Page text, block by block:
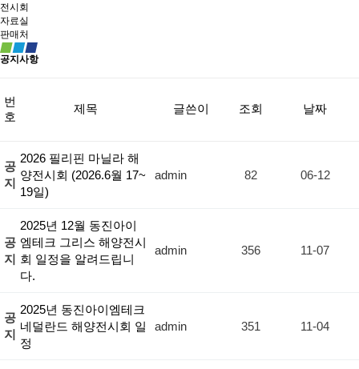
전시회
자료실
판매처
공지사항
번
호
제목 글쓴이 조회 날짜
공
지
2026 필리핀 마닐라 해
양전시회 (2026.6월 17~
19일)
admin 82 06-12
공
지
2025년 12월 동진아이
엠테크 그리스 해양전시
회 일정을 알려드립니
다.
admin 356 11-07
공
지
2025년 동진아이엠테크
네덜란드 해양전시회 일
정
admin 351 11-04